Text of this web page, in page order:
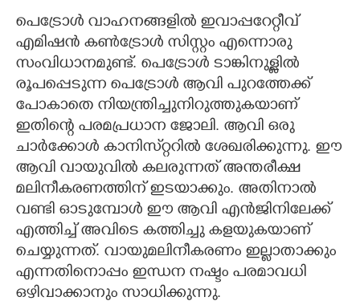
പെട്രോൾ വാഹനങ്ങളിൽ ഇവാപ്പറേറ്റീവ്
എമിഷൻ കൺട്രോൾ സിസ്റ്റം എന്നൊരു
സംവിധാനമുണ്ട്. പെട്രോൾ ടാങ്കിനുള്ളിൽ
രൂപപ്പെടുന്ന പെട്രോൾ ആവി പുറത്തേക്ക്
പോകാതെ നിയന്ത്രിച്ചുനിറുത്തുകയാണ്
ഇതിന്റെ പരമപ്രധാന ജോലി. ആവി ഒരു
ചാർക്കോൾ കാനിസ്​റ്ററിൽ ശേഖരിക്കുന്നു. ഈ
ആവി വായുവിൽ കലരുന്നത് അന്തരീക്ഷ
മലിനീകരണത്തിന് ഇടയാക്കും. അതിനാൽ
വണ്ടി ഓടുമ്പോൾ ഈ ആവി എൻജിനിലേക്ക്
എത്തിച്ച് അവിടെ കത്തിച്ചു കളയുകയാണ്
ചെയ്യുന്നത്. വായുമലിനീകരണം ഇല്ലാതാക്കും
എന്നതിനൊപ്പം ഇന്ധന നഷ്ടം പരമാവധി
ഒഴിവാക്കാനും സാധിക്കുന്നു.